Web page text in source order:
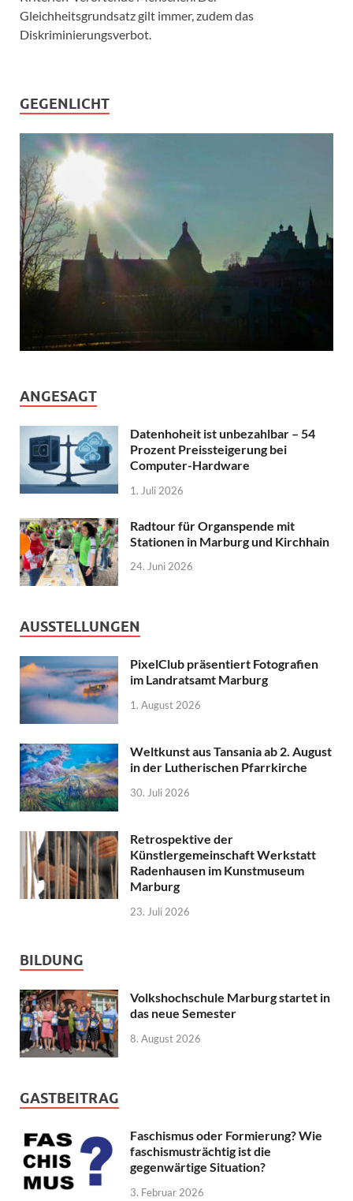
Gleichheitsgrundsatz gilt immer, zudem das
Diskriminierungsverbot.
GEGENLICHT
ANGESAGT
Datenhoheit ist unbezahlbar – 54
Prozent Preissteigerung bei
Computer-Hardware
1. Juli 2026
Radtour für Organspende mit
Stationen in Marburg und Kirchhain
24. Juni 2026
AUSSTELLUNGEN
PixelClub präsentiert Fotografien
im Landratsamt Marburg
1. August 2026
Weltkunst aus Tansania ab 2. August
in der Lutherischen Pfarrkirche
30. Juli 2026
Retrospektive der
Künstlergemeinschaft Werkstatt
Radenhausen im Kunstmuseum
Marburg
23. Juli 2026
BILDUNG
Volkshochschule Marburg startet in
das neue Semester
8. August 2026
GASTBEITRAG
Faschismus oder Formierung? Wie
faschismusträchtig ist die
gegenwärtige Situation?
3. Februar 2026